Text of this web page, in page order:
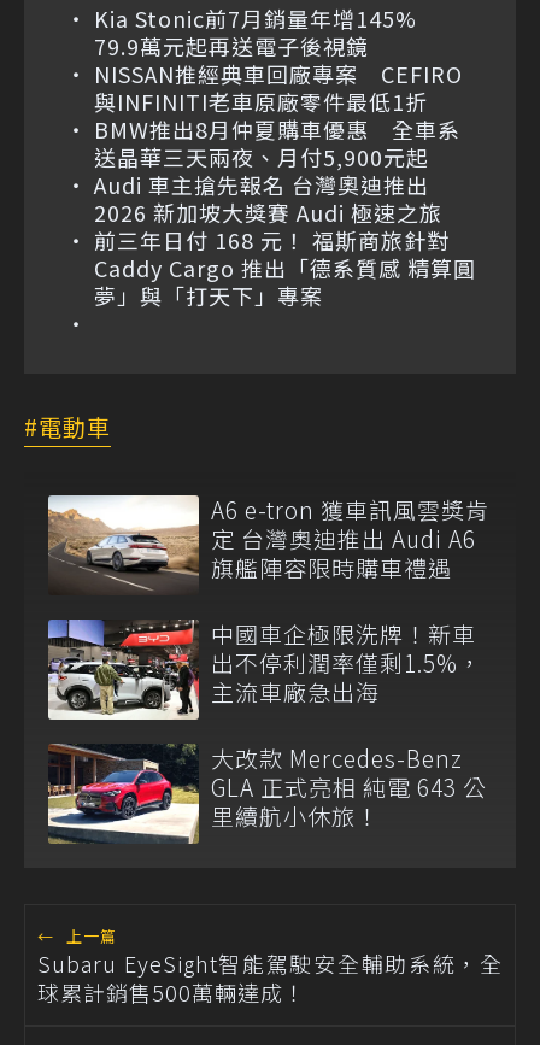
Kia Stonic前7月銷量年增145%
79.9萬元起再送電子後視鏡
NISSAN推經典車回廠專案 CEFIRO
與INFINITI老車原廠零件最低1折
BMW推出8月仲夏購車優惠 全車系
送晶華三天兩夜、月付5,900元起
Audi 車主搶先報名 台灣奧迪推出
2026 新加坡大獎賽 Audi 極速之旅
前三年日付 168 元！ 福斯商旅針對
Caddy Cargo 推出「德系質感 精算圓
夢」與「打天下」專案
電動車
A6 e-tron 獲車訊風雲獎肯
定 台灣奧迪推出 Audi A6
旗艦陣容限時購車禮遇
中國車企極限洗牌！新車
出不停利潤率僅剩1.5%，
主流車廠急出海
大改款 Mercedes-Benz
GLA 正式亮相 純電 643 公
里續航小休旅！
← 上一篇
Subaru EyeSight智能駕駛安全輔助系統，全
球累計銷售500萬輛達成！